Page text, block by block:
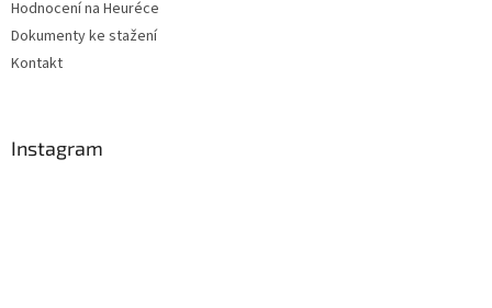
Hodnocení na Heuréce
Dokumenty ke stažení
Kontakt
Instagram